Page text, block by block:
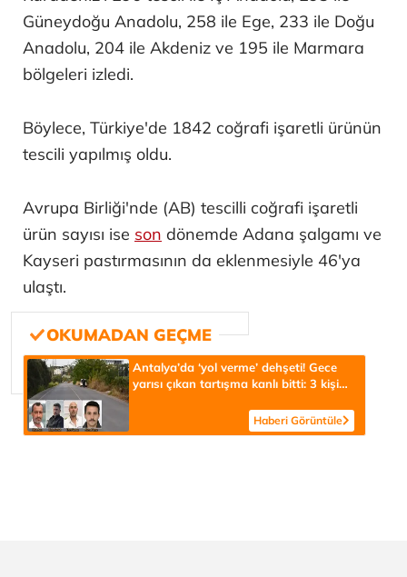
Güneydoğu Anadolu, 258 ile Ege, 233 ile Doğu
Anadolu, 204 ile Akdeniz ve 195 ile Marmara
bölgeleri izledi.
Böylece, Türkiye'de 1842 coğrafi işaretli ürünün
tescili yapılmış oldu.
Avrupa Birliği'nde (AB) tescilli coğrafi işaretli
ürün sayısı ise son dönemde Adana şalgamı ve
Kayseri pastırmasının da eklenmesiyle 46'ya
ulaştı.
Antalya’da ‘yol verme’ dehşeti! Gece
yarısı çıkan tartışma kanlı bitti: 3 kişi
Haberi Görüntüle